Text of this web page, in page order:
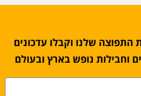
שלנו וקבלו עדכונים
וחבילות נופש בארץ ובעולם